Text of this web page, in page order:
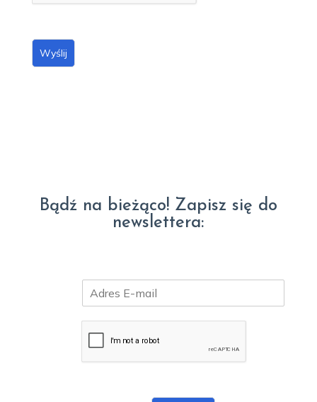
D
O
*
Wyślij
Bądź na bieżąco! Zapisz się do
newslettera:
m